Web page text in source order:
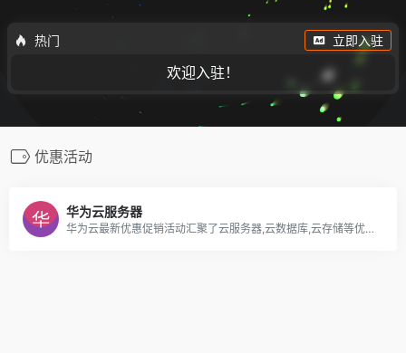
热门 立即入驻
欢迎入驻！
优惠活动
华为云服务器
华为云最新优惠促销活动汇聚了云服务器,云数据库,云存储等优势产品,推出打折促销,推荐送等多种福利活动,还有更多精彩的线下大会及技术沙龙等着你来参与-华为云